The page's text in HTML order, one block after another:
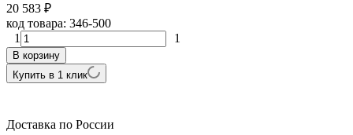
20 583 ₽
код товара: 346-500
1
1
В корзину
Купить в 1 клик
Доставка по России